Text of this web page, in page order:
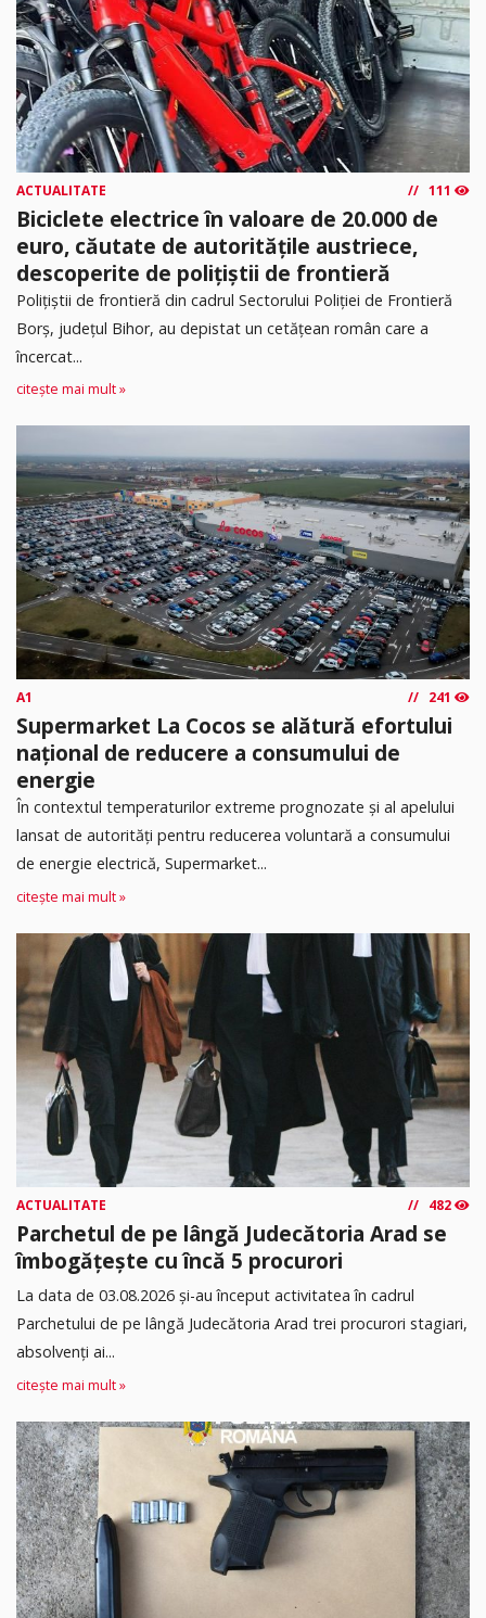
ACTUALITATE 111
Biciclete electrice în valoare de 20.000 de
euro, căutate de autoritățile austriece,
descoperite de polițiștii de frontieră
Poliţiştii de frontieră din cadrul Sectorului Poliției de Frontieră
Borș, județul Bihor, au depistat un cetățean român care a
încercat...
citește mai mult »
A1 241
Supermarket La Cocos se alătură efortului
național de reducere a consumului de
energie
În contextul temperaturilor extreme prognozate și al apelului
lansat de autorități pentru reducerea voluntară a consumului
de energie electrică, Supermarket...
citește mai mult »
ACTUALITATE 482
Parchetul de pe lângă Judecătoria Arad se
îmbogățește cu încă 5 procurori
La data de 03.08.2026 şi-au început activitatea în cadrul
Parchetului de pe lângă Judecătoria Arad trei procurori stagiari,
absolvenţi ai...
citește mai mult »